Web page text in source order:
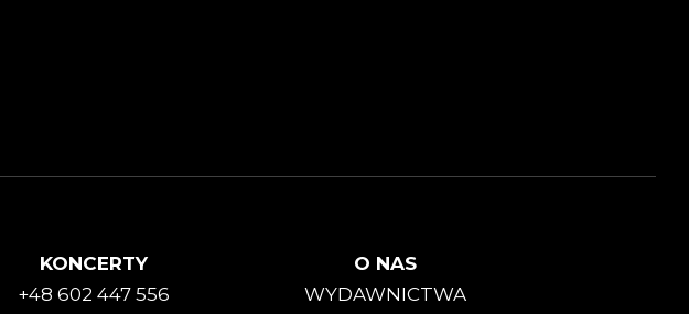
KONCERTY
+48 602 447 556
O NAS
WYDAWNICTWA